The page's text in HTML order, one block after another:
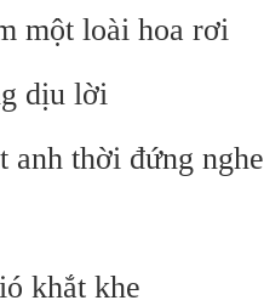
một loài hoa rơi
dịu lời
anh thời đứng nghe
khắt khe